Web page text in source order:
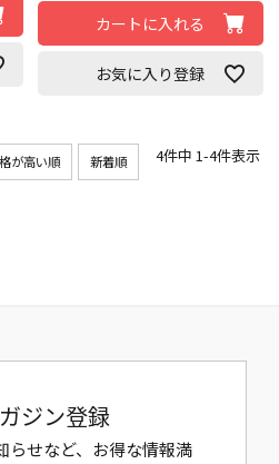
カートに入れる
お気に入り登録
が高い順 新着順 4件中 1-4件表示
ジン登録
らせなど、お得な情報満